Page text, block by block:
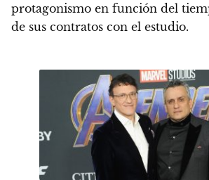
protagonismo en función del
de sus contratos con el estudio.